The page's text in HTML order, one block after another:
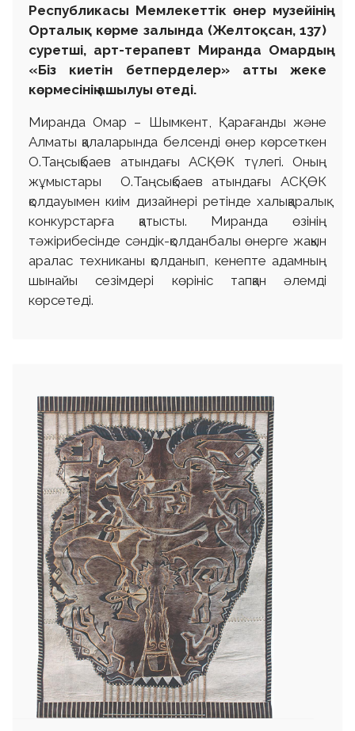
Республикасы Мемлекеттік өнер музейінің
Орталық көрме залында (Желтоқсан, 137)
суретші, арт-терапевт Миранда Омардың
«Біз киетін бетперделер» атты жеке
көрмесінің ашылуы өтеді.
Миранда Омар – Шымкент, Қарағанды және
Алматы қалаларында белсенді өнер көрсеткен
О.Таңсықбаев атындағы АСҚӨК түлегі. Оның
жұмыстары О.Таңсықбаев атындағы АСҚӨК
қолдауымен киім дизайнері ретінде халықаралық
конкурстарға қатысты. Миранда өзінің
тәжірибесінде сәндік-қолданбалы өнерге жақын
аралас техниканы қолданып, кенепте адамның
шынайы сезімдері көрініс тапқан әлемді
көрсетеді.